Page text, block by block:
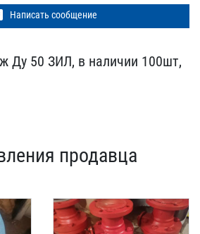
Написать сообщение
Ду 50 З​ИЛ, в наличии 100шт,
продавца